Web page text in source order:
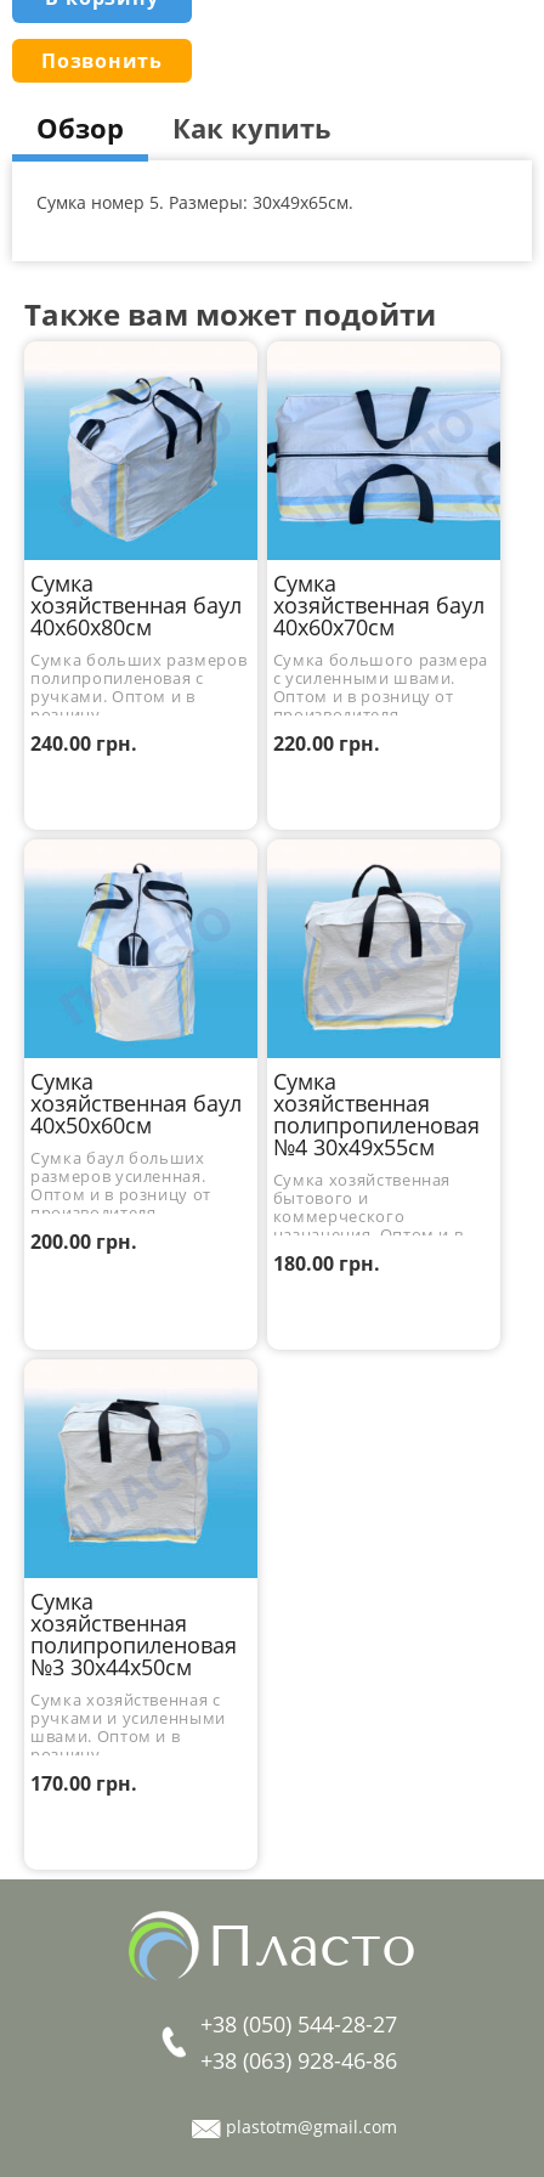
o
n
u
e
Позвонить
Обзор Как купить
Сумка номер 5. Размеры: 30x49x65см.
Также вам может подойти
Сумка
хозяйственная баул
40x60x80см
Сумка больших размеров
полипропиленовая с
ручками. Оптом и в
розницу.
240.00 грн.
Сумка
хозяйственная баул
40x60x70см
Сумка большого размера
с усиленными швами.
Оптом и в розницу от
производителя.
220.00грн.
Сумка
хозяйственная баул
40x50x60см
Сумка баул больших
размеров усиленная.
Оптом и в розницу от
производителя.
200.00 грн.
Сумка
хозяйственная
полипропиленовая
№4 30x49x55см
Сумка хозяйственная
бытового и
коммерческого
назначения. Оптом и в
розницу.
180.00грн.
Сумка
хозяйственная
полипропиленовая
№3 30x44x50см
Сумка хозяйственная с
ручками и усиленными
швами. Оптом и в
розницу.
170.00 грн.
Пласто
+38 (050) 544-28-27
+38 (063) 928-46-86
plastotm@gmail.com